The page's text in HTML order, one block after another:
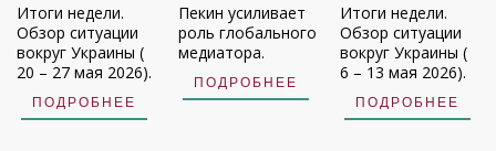
Итоги недели.
Обзор ситуации
вокруг Украины (
20 – 27 мая 2026).
ПОДРОБНЕЕ
Пекин усиливает
роль глобального
медиатора.
ПОДРОБНЕЕ
Итоги недели.
Обзор ситуации
вокруг Украины (
6 – 13 мая 2026).
ПОДРОБНЕЕ